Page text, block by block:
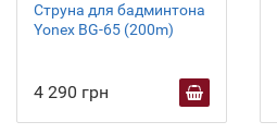
Струна для бадминтона
Yonex BG-65 (200m)
4 290 грн